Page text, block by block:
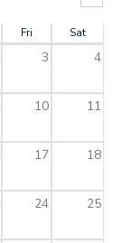
Fri Sat
3 4
10 11
17 18
24 25